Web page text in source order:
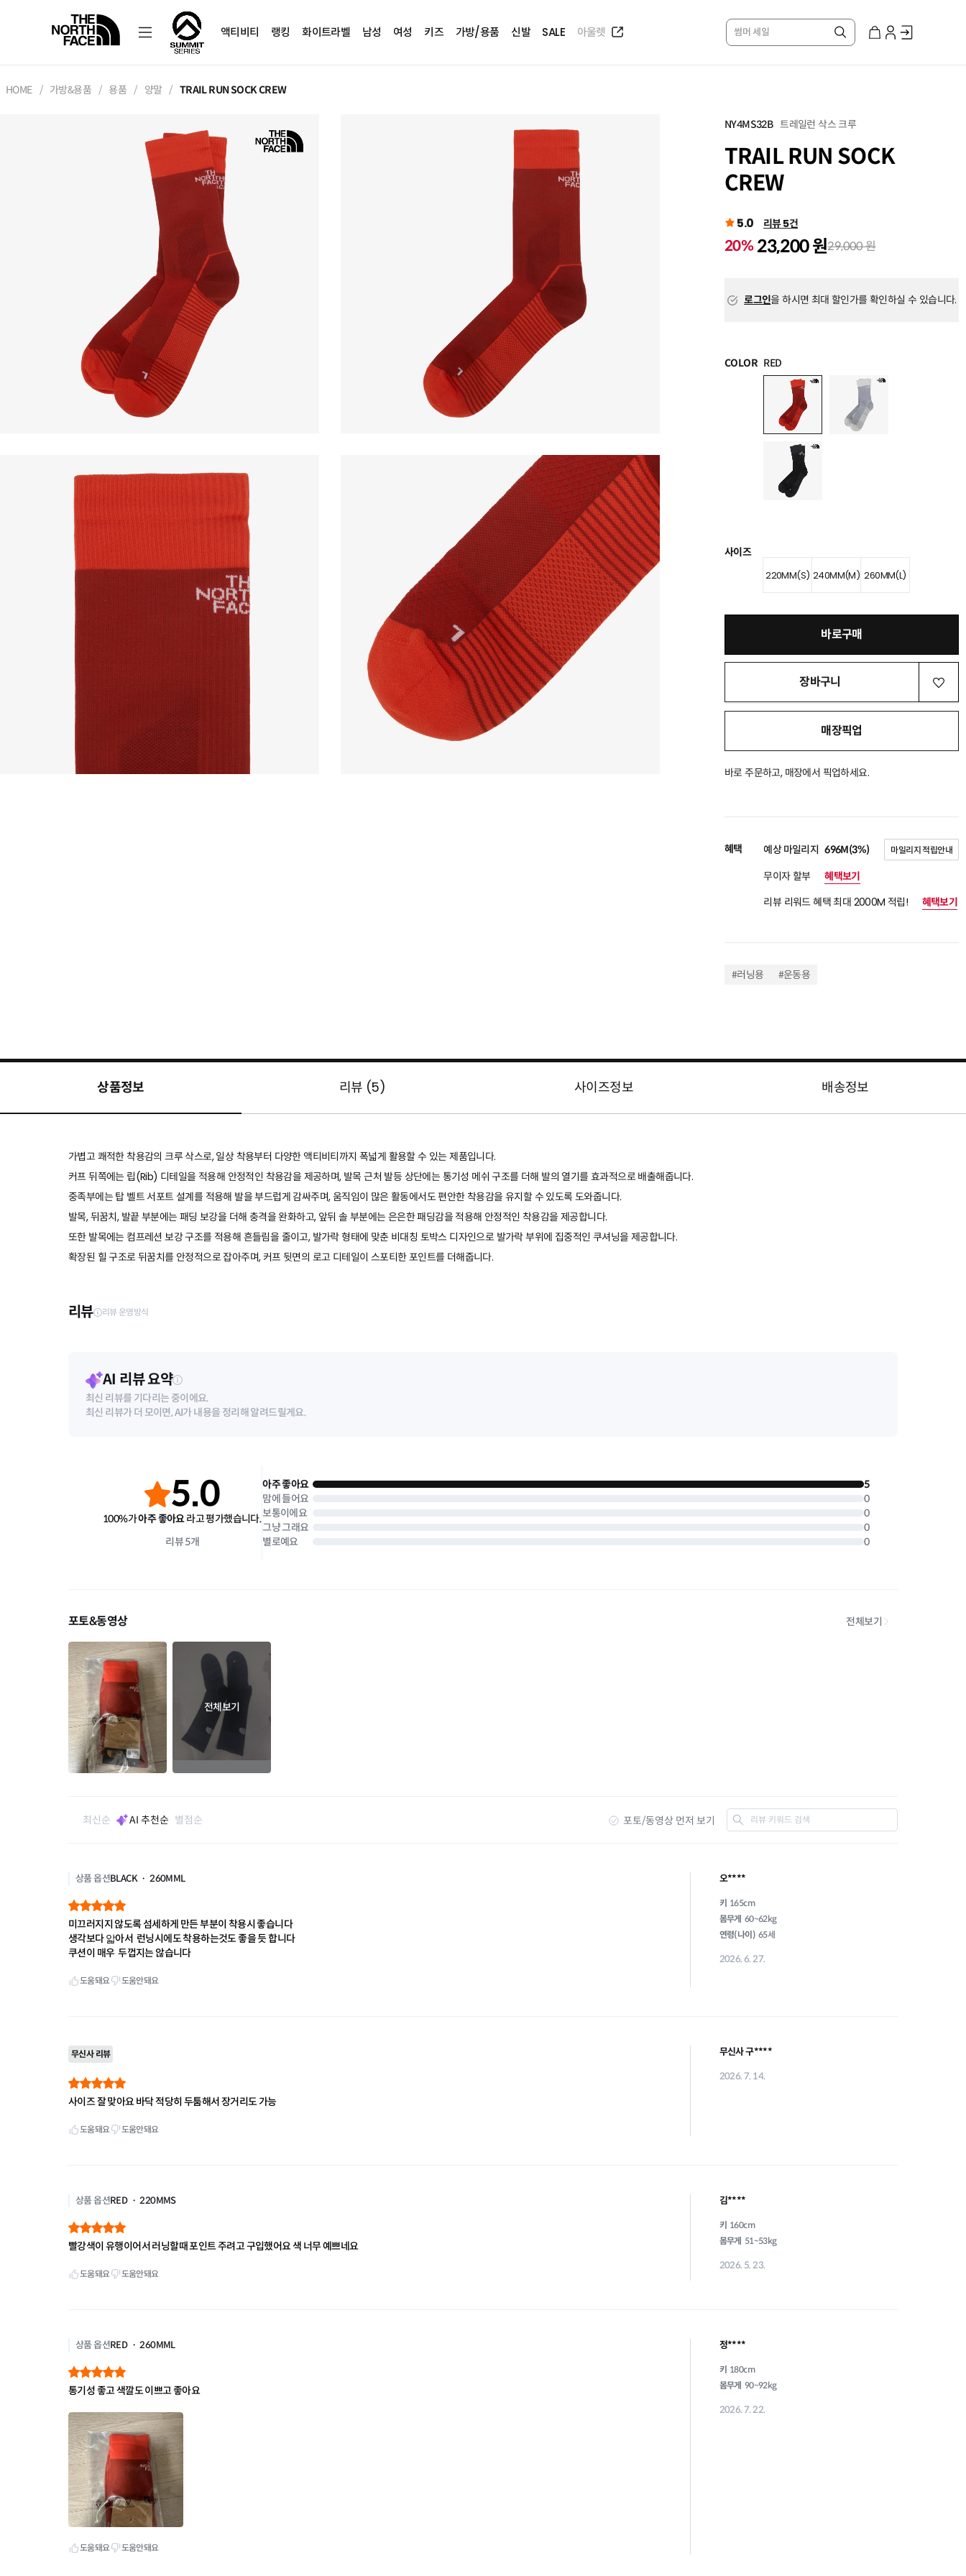
액티비티 랭킹 화이트라벨 남성 여성 키즈 가방/용품 신발 SALE 아울렛 썸머 세일
HOME 가방&용품 용품 양말 TRAIL RUN SOCK CREW
NY4MS32B 트레일런 삭스 크루
TRAIL RUN SOCK
CREW
5.0 리뷰 5건
20% 23,200 원29,000 원
로그인을 하시면 최대 할인가를 확인하실 수 있습니다.
COLOR RED
사이즈
220MM(S) 240MM(M) 260MM(L)
바로구매
장바구니
매장픽업
바로 주문하고, 매장에서 픽업하세요.
혜택 예상 마일리지 696M(3%) 마일리지 적립안내
무이자 할부
혜택보기
리뷰 리워드 혜택 최대 2000M 적립!
혜택보기
#러닝용 #운동용
상품정보 리뷰 (5) 사이즈정보 배송정보
가볍고 쾌적한 착용감의 크루 삭스로, 일상 착용부터 다양한 액티비티까지 폭넓게 활용할 수 있는 제품입니다.
커프 뒤쪽에는 립(Rib) 디테일을 적용해 안정적인 착용감을 제공하며, 발목 근처 발등 상단에는 통기성 메쉬 구조를 더해 발의 열기를 효과적으로 배출해줍니다.
중족부에는 탑 벨트 서포트 설계를 적용해 발을 부드럽게 감싸주며, 움직임이 많은 활동에서도 편안한 착용감을 유지할 수 있도록 도와줍니다.
발목, 뒤꿈치, 발끝 부분에는 패딩 보강을 더해 충격을 완화하고, 앞뒤 솔 부분에는 은은한 패딩감을 적용해 안정적인 착용감을 제공합니다.
또한 발목에는 컴프레션 보강 구조를 적용해 흔들림을 줄이고, 발가락 형태에 맞춘 비대칭 토박스 디자인으로 발가락 부위에 집중적인 쿠셔닝을 제공합니다.
확장된 힐 구조로 뒤꿈치를 안정적으로 잡아주며, 커프 뒷면의 로고 디테일이 스포티한 포인트를 더해줍니다.